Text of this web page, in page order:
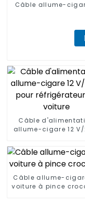
Câble allume-
Câble
allume-cigare 12 V/
Câble allume-
voiture à pince